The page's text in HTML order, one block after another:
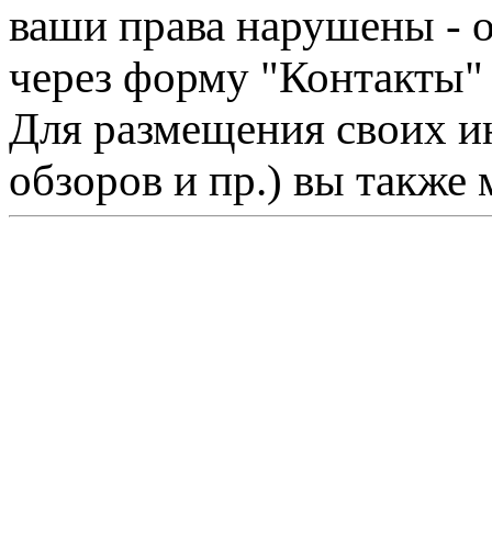
ваши права нарушены -
через форму "Контакты"
Для размещения своих
обзоров и пр.) вы также